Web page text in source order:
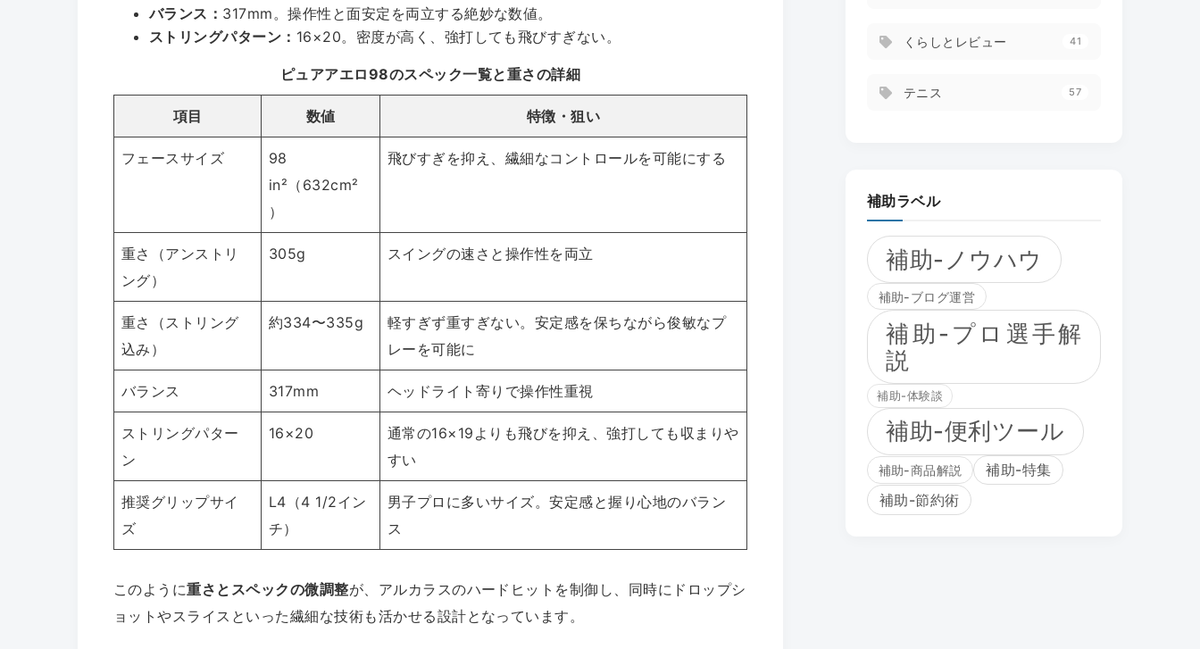
バランス： 317mm。操作性と面安定を両立する絶妙な数値。
ストリングパターン： 16×20。密度が高く、強打しても飛びすぎない。
ピュアアエロ98のスペック一覧と重さの詳細
項目 数値 特徴・狙い
フェースサイズ
98
in²（632cm²
）
飛びすぎを抑え、繊細なコントロールを可能にする
重さ（アンストリ
ング）
305g スイングの速さと操作性を両立
重さ（ストリング
込み）
約334〜335g
軽すぎず重すぎない。安定感を保ちながら俊敏なプ
レーを可能に
バランス 317mm ヘッドライト寄りで操作性重視
ストリングパター
ン
16×20
通常の16×19よりも飛びを抑え、強打しても収まりや
すい
推奨グリップサイ
ズ
L4（4 1/2イン
チ）
男子プロに多いサイズ。安定感と握り心地のバラン
ス
このように重さとスペックの微調整が、アルカラスのハードヒットを制御し、同時にドロップシ
ョットやスライスといった繊細な技術も活かせる設計となっています。
くらしとレビュー 41
テニス 57
補助ラベル
補助-ノウハウ
補助-ブログ運営
補助-プロ選手解
説
補助-体験談
補助-便利ツール
補助-商品解説
補助-特集
補助-節約術